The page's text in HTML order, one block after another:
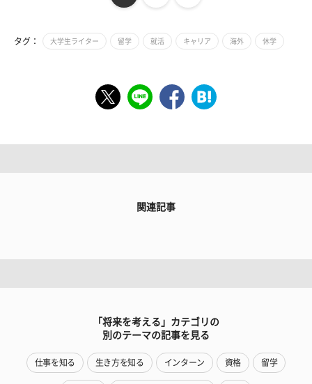
タグ： 大学生ライター 留学 就活 キャリア 海外 休学
関連記事
「将来を考える」カテゴリの
別のテーマの記事を見る
仕事を知る 生き方を知る インターン 資格 留学